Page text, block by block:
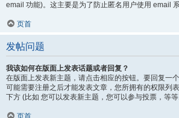
email 功能)。这主要是为了防止匿名用户使用 email
页首
发帖问题
我该如何在版面上发表话题或者回复？
在版面上发表新主题，请点击相应的按钮。要回复一
可能需要注册之后才能发表文章，您所拥有的权限列
下方 (比如 您可以发表新主题，您可以参与投票，等等
页首